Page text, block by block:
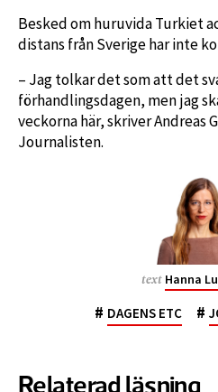
Besked om huruvida Turkiet
distans från Sverige har inte
– Jag tolkar det som att det
förhandlingsdagen, men jag
veckorna här, skriver Andreas
Journalisten.
text Hanna
# DAGENS ETC #
Relaterad läsning